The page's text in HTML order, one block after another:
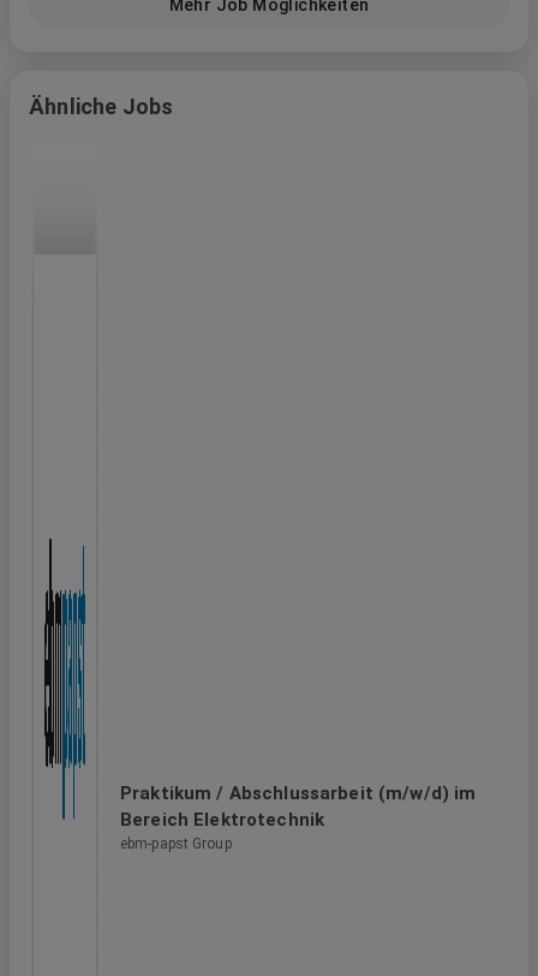
Mehr Job Möglichkeiten
Ähnliche Jobs
Praktikum / Abschlussarbeit (m/w/d) im
Bereich Elektrotechnik
ebm-papst Group